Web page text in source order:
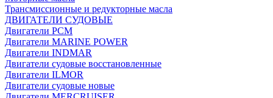
Трансмиссионные и редукторные масла
ДВИГАТЕЛИ СУДОВЫЕ
Двигатели PCM
Двигатели MARINE POWER
Двигатели INDMAR
Двигатели судовые восстановленные
Двигатели ILMOR
Двигатели судовые новые